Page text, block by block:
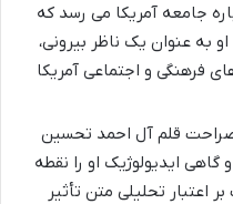
جامعه آمریکا می رسد که
به عنوان یک ناظر بیرونی،
فرهنگی و اجتماعی آمریکا
قلم آل احمد تحسین
گاهی ایدیولوژیک او را نقطه
تحلیلی متن تأثیر